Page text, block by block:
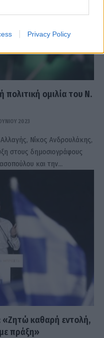
Privacy Policy
πολιτική ομιλία του Ν.
2023
Νίκος Ανδρουλάκης,
στους δημοσιογράφους
και την…
«Ζητώ καθαρή εντολή,
πράξη»